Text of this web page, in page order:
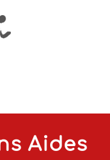
masquer
Aides